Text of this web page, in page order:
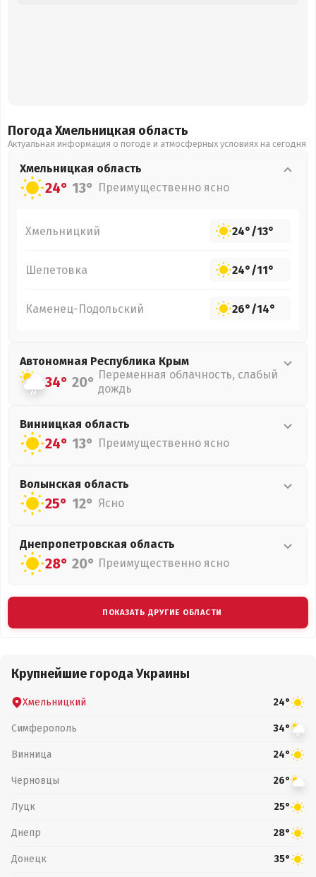
Погода Хмельницкая область
Актуальная информация о погоде и атмосферных условиях на сегодня
Хмельницкая область
24° 13° Преимущественно ясно
Хмельницкий 24°/13°
Шепетовка 24°/11°
Каменец-Подольский 26°/14°
Автономная Республика Крым
34° 20° Переменная облачность, слабый
дождь
Винницкая область
24° 13° Преимущественно ясно
Волынская область
25° 12° Ясно
Днепропетровская область
28° 20° Преимущественно ясно
ПОКАЗАТЬ ДРУГИЕ ОБЛАСТИ
Крупнейшие города Украины
Хмельницкий 24°
Симферополь 34°
Винница 24°
Черновцы 26°
Луцк 25°
Днепр 28°
Донецк 35°